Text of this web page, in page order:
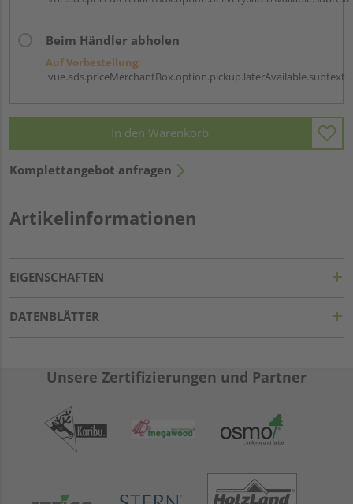
Beim Händler abholen
Auf Vorbestellung:
vue.ads.priceMerchantBox.option.pickup.laterAvailable.subtext
In den Warenkorb
Komplettangebot anfragen
Artikelinformationen
EIGENSCHAFTEN
DATENBLÄTTER
Unsere Zertifizierungen und Partner